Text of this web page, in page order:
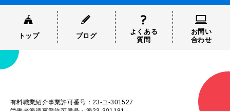
トップ ブログ
よくある
質問
お問い
合わせ
有料職業紹介事業許可番号：23-ユ-301527